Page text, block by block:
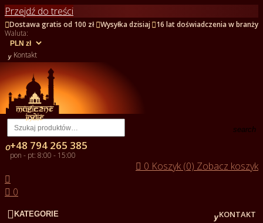
Przejdź do treści
Dostawa gratis od 100 zł Wysyłka dzisiaj 16 lat doświadczenia w branży
Waluta:
 Kontakt
search
+48 794 265 385
pon - pt: 8:00 - 15:00
 0 Koszyk (0) Zobacz koszyk

 0
 KATEGORIE KONTAKT